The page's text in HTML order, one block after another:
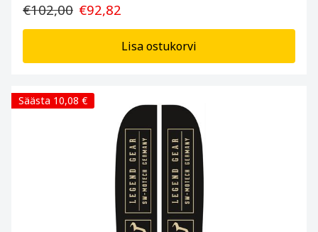
€102,00 €92,82
Lisa ostukorvi
Säästa 10,08 €